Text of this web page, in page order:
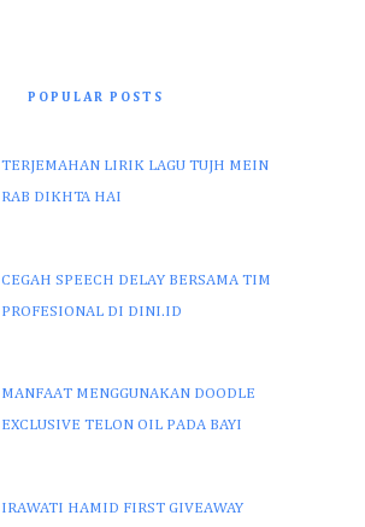
POPULAR POSTS
TERJEMAHAN LIRIK LAGU TUJH MEIN
RAB DIKHTA HAI
CEGAH SPEECH DELAY BERSAMA TIM
PROFESIONAL DI DINI.ID
MANFAAT MENGGUNAKAN DOODLE
EXCLUSIVE TELON OIL PADA BAYI
IRAWATI HAMID FIRST GIVEAWAY